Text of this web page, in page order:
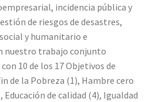
incidencia pública y
de riesgos de desastres,
y humanitario e
nuestro trabajo conjunto
10 de los 17 Objetivos de
de la Pobreza (1), Hambre cero
Educación de calidad (4), Igualdad